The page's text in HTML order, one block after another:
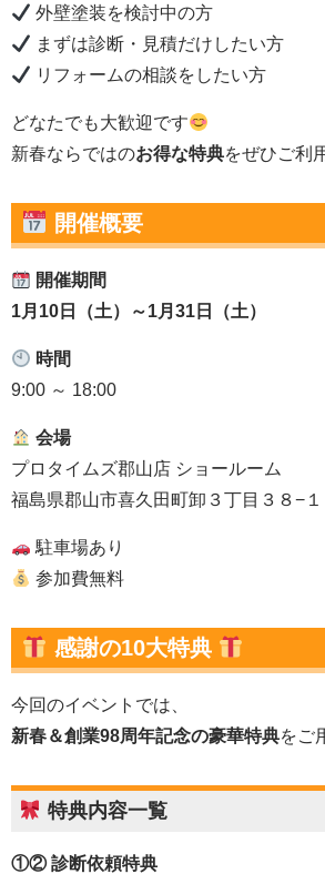
外壁塗装を検討中の方
まずは診断・見積だけしたい方
リフォームの相談をしたい方
どなたでも大歓迎です
新春ならではのお得な特典をぜひご利
開催概要
開催期間
1月10日（土）～1月31日（土）
時間
9:00 ～ 18:00
会場
プロタイムズ郡山店 ショールーム
福島県郡山市喜久田町卸３丁目３８−１
駐車場あり
参加費無料
感謝の10大特典
今回のイベントでは、
新春＆創業98周年記念の豪華特典をご
特典内容一覧
①② 診断依頼特典